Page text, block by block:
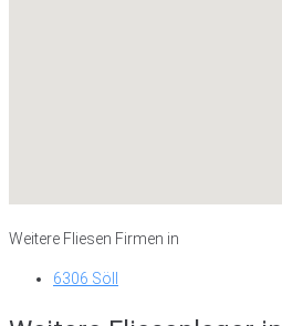
Weitere Fliesen Firmen in
6306 Söll